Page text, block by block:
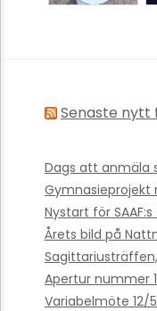
Senaste nytt
Dags att anmäla
Nystart för
Årets bild på
Apertur nummer
Variabelmöte 12/